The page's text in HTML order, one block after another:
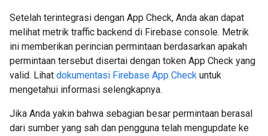
Setelah terintegrasi dengan App Check, Anda akan dapat
melihat metrik traffic backend di Firebase console. Metrik
ini memberikan perincian permintaan berdasarkan apakah
permintaan tersebut disertai dengan token App Check yang
valid. Lihat dokumentasi Firebase App Check untuk
mengetahui informasi selengkapnya.
Jika Anda yakin bahwa sebagian besar permintaan berasal
dari sumber yang sah dan pengguna telah mengupdate ke